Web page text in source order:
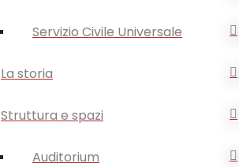
Servizio Civile Universale
La storia
Struttura e spazi
Auditorium